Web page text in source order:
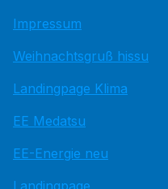
Impressum
Weihnachtsgruß hissu
Landingpage Klima
EE Medatsu
EE-Energie neu
Landingpage